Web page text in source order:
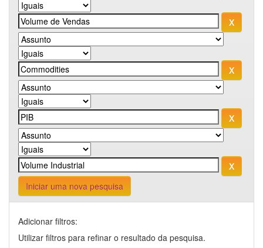
Iniciar uma nova pesquisa
Adicionar filtros:
Utilizar filtros para refinar o resultado da pesquisa.